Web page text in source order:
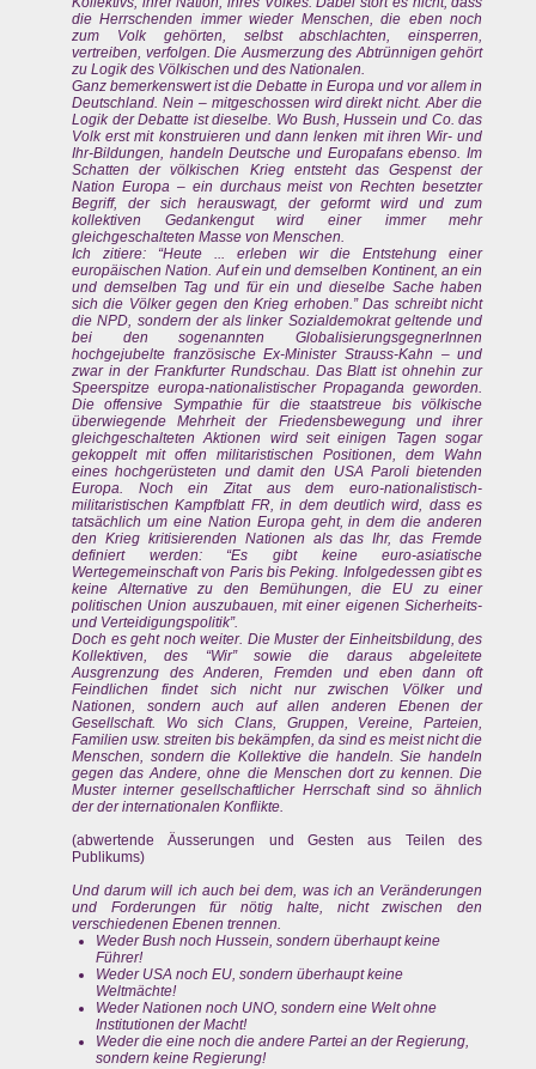
die Herrschenden immer wieder Menschen, die eben noch
zum Volk gehörten, selbst abschlachten, einsperren,
vertreiben, verfolgen. Die Ausmerzung des Abtrünnigen gehört
zu Logik des Völkischen und des Nationalen.
Ganz bemerkenswert ist die Debatte in Europa und vor allem in
Deutschland. Nein – mitgeschossen wird direkt nicht. Aber die
Logik der Debatte ist dieselbe. Wo Bush, Hussein und Co. das
Volk erst mit konstruieren und dann lenken mit ihren Wir- und
Ihr-Bildungen, handeln Deutsche und Europafans ebenso. Im
Schatten der völkischen Krieg entsteht das Gespenst der
Nation Europa – ein durchaus meist von Rechten besetzter
Begriff, der sich herauswagt, der geformt wird und zum
kollektiven Gedankengut wird einer immer mehr
gleichgeschalteten Masse von Menschen.
Ich zitiere: “Heute ... erleben wir die Entstehung einer
europäischen Nation. Auf ein und demselben Kontinent, an ein
und demselben Tag und für ein und dieselbe Sache haben
sich die Völker gegen den Krieg erhoben.” Das schreibt nicht
die NPD, sondern der als linker Sozialdemokrat geltende und
bei den sogenannten GlobalisierungsgegnerInnen
hochgejubelte französische Ex-Minister Strauss-Kahn – und
zwar in der Frankfurter Rundschau. Das Blatt ist ohnehin zur
Speerspitze europa-nationalistischer Propaganda geworden.
Die offensive Sympathie für die staatstreue bis völkische
überwiegende Mehrheit der Friedensbewegung und ihrer
gleichgeschalteten Aktionen wird seit einigen Tagen sogar
gekoppelt mit offen militaristischen Positionen, dem Wahn
eines hochgerüsteten und damit den USA Paroli bietenden
Europa. Noch ein Zitat aus dem euro-nationalistisch-
militaristischen Kampfblatt FR, in dem deutlich wird, dass es
tatsächlich um eine Nation Europa geht, in dem die anderen
den Krieg kritisierenden Nationen als das Ihr, das Fremde
definiert werden: “Es gibt keine euro-asiatische
Wertegemeinschaft von Paris bis Peking. Infolgedessen gibt es
keine Alternative zu den Bemühungen, die EU zu einer
politischen Union auszubauen, mit einer eigenen Sicherheits-
und Verteidigungspolitik”.
Doch es geht noch weiter. Die Muster der Einheitsbildung, des
Kollektiven, des “Wir” sowie die daraus abgeleitete
Ausgrenzung des Anderen, Fremden und eben dann oft
Feindlichen findet sich nicht nur zwischen Völker und
Nationen, sondern auch auf allen anderen Ebenen der
Gesellschaft. Wo sich Clans, Gruppen, Vereine, Parteien,
Familien usw. streiten bis bekämpfen, da sind es meist nicht die
Menschen, sondern die Kollektive die handeln. Sie handeln
gegen das Andere, ohne die Menschen dort zu kennen. Die
Muster interner gesellschaftlicher Herrschaft sind so ähnlich
der der internationalen Konflikte.
(abwertende Äusserungen und Gesten aus Teilen des
Publikums)
Und darum will ich auch bei dem, was ich an Veränderungen
und Forderungen für nötig halte, nicht zwischen den
verschiedenen Ebenen trennen.
Weder Bush noch Hussein, sondern überhaupt keine
Führer!
Weder USA noch EU, sondern überhaupt keine
Weltmächte!
Weder Nationen noch UNO, sondern eine Welt ohne
Institutionen der Macht!
Weder die eine noch die andere Partei an der Regierung,
sondern keine Regierung!